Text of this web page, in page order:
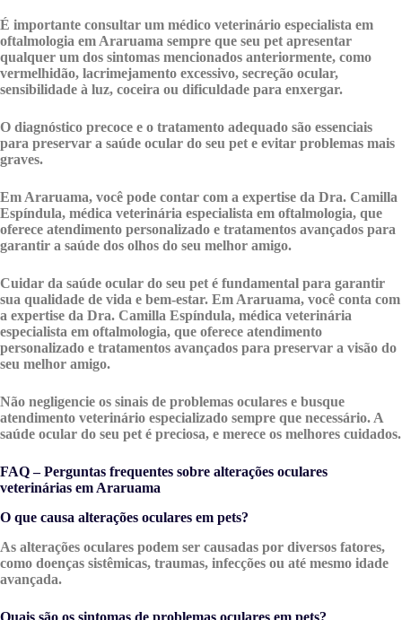
É importante consultar um médico veterinário especialista em
oftalmologia em Araruama sempre que seu pet apresentar
qualquer um dos sintomas mencionados anteriormente, como
vermelhidão, lacrimejamento excessivo, secreção ocular,
sensibilidade à luz, coceira ou dificuldade para enxergar.
O diagnóstico precoce e o tratamento adequado são essenciais
para preservar a saúde ocular do seu pet e evitar problemas mais
graves.
Em Araruama, você pode contar com a expertise da Dra. Camilla
Espíndula, médica veterinária especialista em oftalmologia, que
oferece atendimento personalizado e tratamentos avançados para
garantir a saúde dos olhos do seu melhor amigo.
Cuidar da saúde ocular do seu pet é fundamental para garantir
sua qualidade de vida e bem-estar. Em Araruama, você conta com
a expertise da Dra. Camilla Espíndula, médica veterinária
especialista em oftalmologia, que oferece atendimento
personalizado e tratamentos avançados para preservar a visão do
seu melhor amigo.
Não negligencie os sinais de problemas oculares e busque
atendimento veterinário especializado sempre que necessário. A
saúde ocular do seu pet é preciosa, e merece os melhores cuidados.
FAQ – Perguntas frequentes sobre alterações oculares
veterinárias em Araruama
O que causa alterações oculares em pets?
As alterações oculares podem ser causadas por diversos fatores,
como doenças sistêmicas, traumas, infecções ou até mesmo idade
avançada.
Quais são os sintomas de problemas oculares em pets?